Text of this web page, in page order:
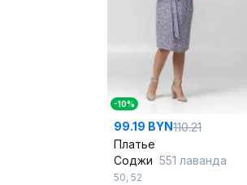
-10%
99.19 BYN110.21
Платье
Соджи 551 лаванда
50, 52